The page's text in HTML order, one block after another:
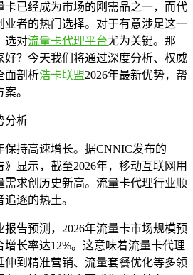
卡已经成为市场的刚需品之一，而代
业者的热门选择。对于有意涉足这一
选对流量卡代理平台尤为关键。那
好？今天我们将通过深度分析、权威
面剖析浩卡联盟2026年最新优势，帮
。
分析
持高速增长。据CNNIC发布的
》显示，截至2026年，移动互联网用
需求创历史新高。流量卡代理行业顺
逐的热土。
告预测，2026年流量卡市场规模预
增长率达12%。这意味着流量卡代理
伸到精准营销、流量套餐优化等多领